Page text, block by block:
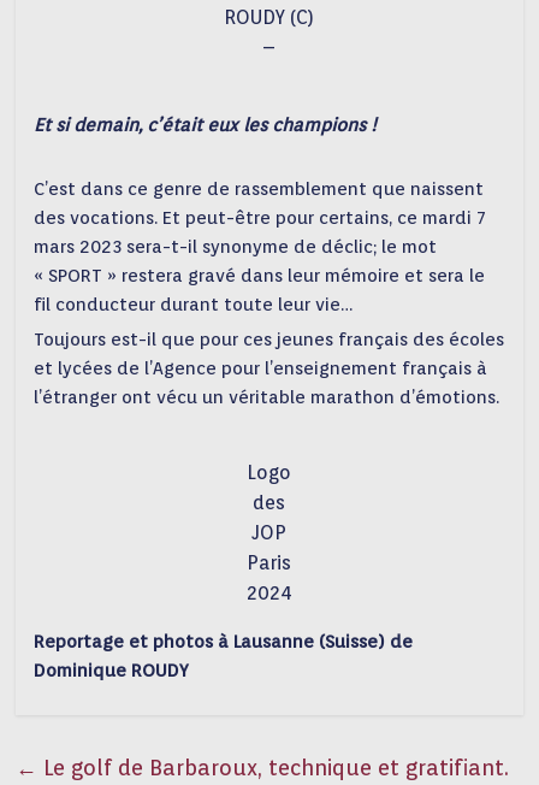
ROUDY (C)
–
Et si demain, c’était eux les champions !
C’est dans ce genre de rassemblement que naissent
des vocations. Et peut-être pour certains, ce mardi 7
mars 2023 sera-t-il synonyme de déclic; le mot
« SPORT » restera gravé dans leur mémoire et sera le
fil conducteur durant toute leur vie…
Toujours est-il que pour ces jeunes français des écoles
et lycées de l’Agence pour l’enseignement français à
l’étranger ont vécu un véritable marathon d’émotions.
Logo
des
JOP
Paris
2024
Reportage et photos à Lausanne (Suisse) de
Dominique ROUDY
← Le golf de Barbaroux, technique et gratifiant.